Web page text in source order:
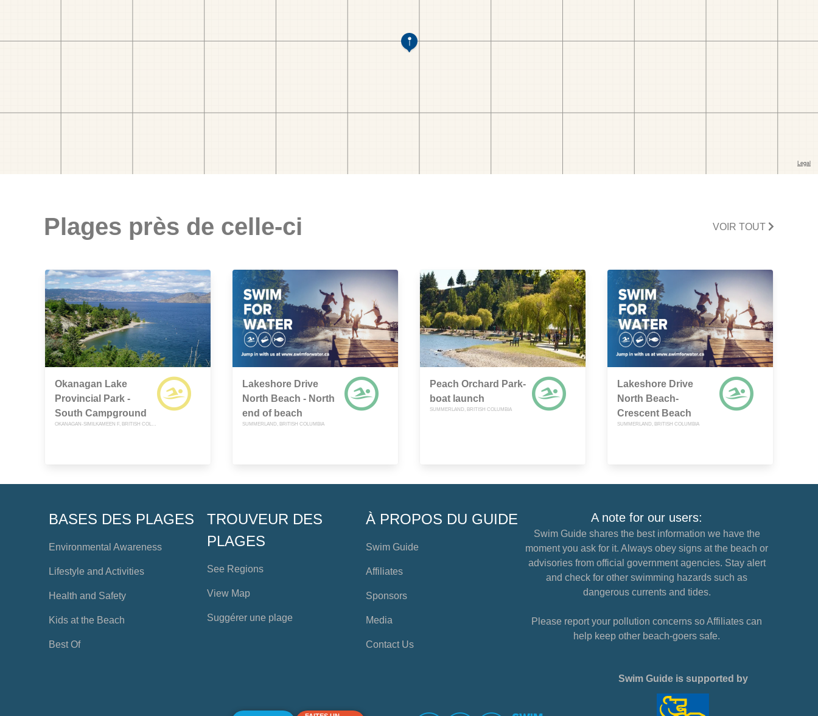
Plages près de celle-ci VOIR TOUT
Okanagan Lake
Provincial Park -
South Campground
OKANAGAN-SIMILKAMEEN F, BRITISH COLUMBIA
Lakeshore Drive
North Beach - North
end of beach
SUMMERLAND, BRITISH COLUMBIA
Peach Orchard Park-
boat launch
SUMMERLAND, BRITISH COLUMBIA
Lakeshore Drive
North Beach-
Crescent Beach
SUMMERLAND, BRITISH COLUMBIA
BASES DES PLAGES
Environmental Awareness
Lifestyle and Activities
Health and Safety
Kids at the Beach
Best Of
TROUVEUR DES
PLAGES
See Regions
View Map
Suggérer une plage
À PROPOS DU GUIDE
Swim Guide
Affiliates
Sponsors
Media
Contact Us
A note for our users:
Swim Guide shares the best information we have the
moment you ask for it. Always obey signs at the beach or
advisories from official government agencies. Stay alert
and check for other swimming hazards such as
dangerous currents and tides.
Please report your pollution concerns so Affiliates can
help keep other beach-goers safe.
Swim Guide is supported by